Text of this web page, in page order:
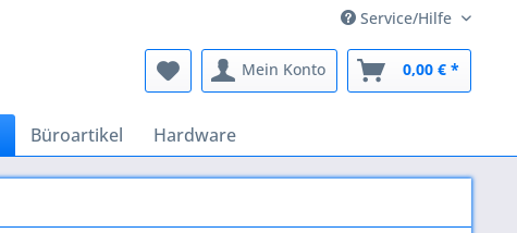
Service/Hilfe
Mein Konto 0,00 € *
Büroartikel Hardware